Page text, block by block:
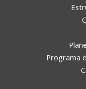
Programa